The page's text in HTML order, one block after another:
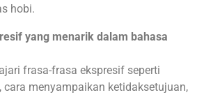
hobi.
yang menarik dalam bahasa
frasa-frasa ekspresif seperti
cara menyampaikan ketidaksetujuan,